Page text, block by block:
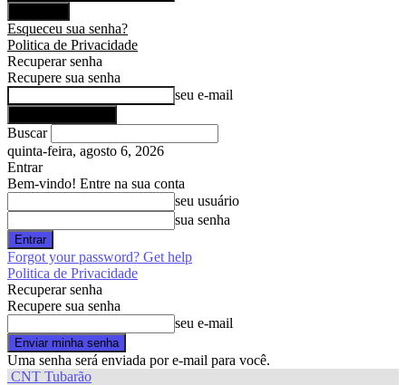
Esqueceu sua senha?
Politica de Privacidade
Recuperar senha
Recupere sua senha
seu e-mail
Buscar
quinta-feira, agosto 6, 2026
Entrar
Bem-vindo! Entre na sua conta
seu usuário
sua senha
Forgot your password? Get help
Politica de Privacidade
Recuperar senha
Recupere sua senha
seu e-mail
Uma senha será enviada por e-mail para você.
CNT Tubarão